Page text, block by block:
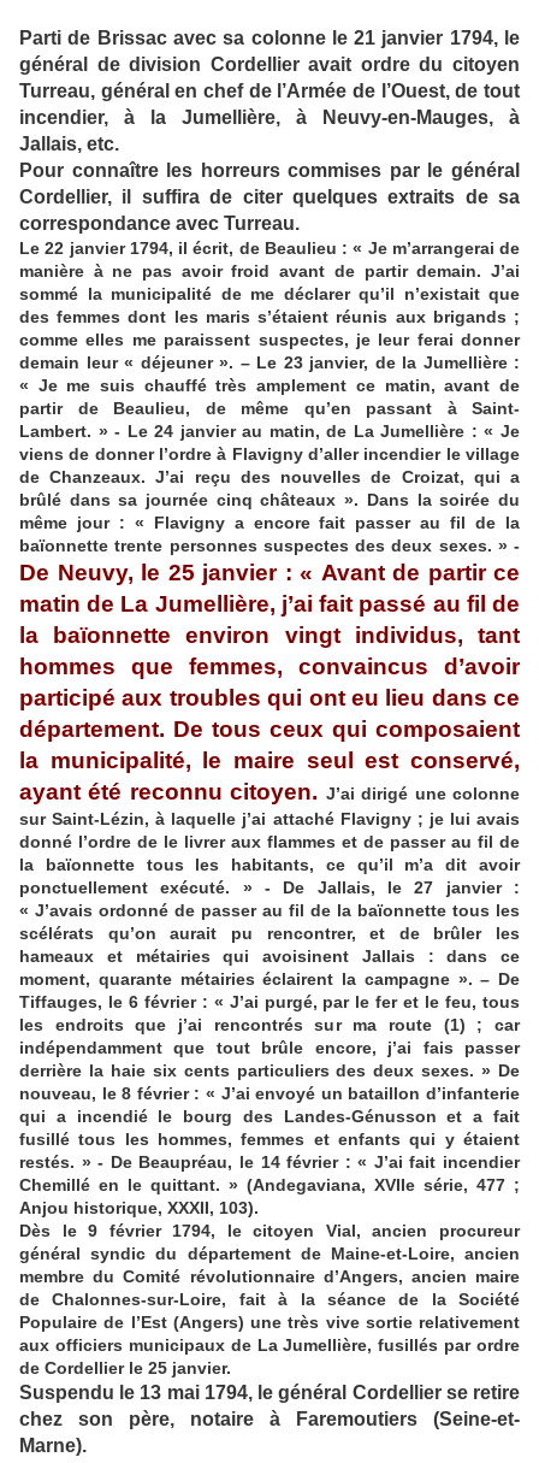
Parti de Brissac avec sa colonne le 21 janvier 1794, le
général de division Cordellier avait ordre du citoyen
Turreau, général en chef de l’Armée de l’Ouest, de tout
incendier, à la Jumellière, à Neuvy-en-Mauges, à
Jallais, etc.
Pour connaître les horreurs commises par le général
Cordellier, il suffira de citer quelques extraits de sa
correspondance avec Turreau.
Le 22 janvier 1794, il écrit, de Beaulieu : « Je m’arrangerai de
manière à ne pas avoir froid avant de partir demain. J’ai
sommé la municipalité de me déclarer qu’il n’existait que
des femmes dont les maris s’étaient réunis aux brigands ;
comme elles me paraissent suspectes, je leur ferai donner
demain leur « déjeuner ». – Le 23 janvier, de la Jumellière :
« Je me suis chauffé très amplement ce matin, avant de
partir de Beaulieu, de même qu’en passant à Saint-
Lambert. » - Le 24 janvier au matin, de La Jumellière : « Je
viens de donner l’ordre à Flavigny d’aller incendier le village
de Chanzeaux. J’ai reçu des nouvelles de Croizat, qui a
brûlé dans sa journée cinq châteaux ». Dans la soirée du
même jour : « Flavigny a encore fait passer au fil de la
baïonnette trente personnes suspectes des deux sexes. » -
De Neuvy, le 25 janvier : « Avant de partir ce
matin de La Jumellière, j’ai fait passé au fil de
la baïonnette environ vingt individus, tant
hommes que femmes, convaincus d’avoir
participé aux troubles qui ont eu lieu dans ce
département. De tous ceux qui composaient
la municipalité, le maire seul est conservé,
ayant été reconnu citoyen. J’ai dirigé une colonne
sur Saint-Lézin, à laquelle j’ai attaché Flavigny ; je lui avais
donné l’ordre de le livrer aux flammes et de passer au fil de
la baïonnette tous les habitants, ce qu’il m’a dit avoir
ponctuellement exécuté. » - De Jallais, le 27 janvier :
« J’avais ordonné de passer au fil de la baïonnette tous les
scélérats qu’on aurait pu rencontrer, et de brûler les
hameaux et métairies qui avoisinent Jallais : dans ce
moment, quarante métairies éclairent la campagne ». – De
Tiffauges, le 6 février : « J’ai purgé, par le fer et le feu, tous
les endroits que j’ai rencontrés sur ma route (1) ; car
indépendamment que tout brûle encore, j’ai fais passer
derrière la haie six cents particuliers des deux sexes. » De
nouveau, le 8 février : « J’ai envoyé un bataillon d’infanterie
qui a incendié le bourg des Landes-Génusson et a fait
fusillé tous les hommes, femmes et enfants qui y étaient
restés. » - De Beaupréau, le 14 février : « J’ai fait incendier
Chemillé en le quittant. » (Andegaviana, XVIIe série, 477 ;
Anjou historique, XXXII, 103).
Dès le 9 février 1794, le citoyen Vial, ancien procureur
général syndic du département de Maine-et-Loire, ancien
membre du Comité révolutionnaire d’Angers, ancien maire
de Chalonnes-sur-Loire, fait à la séance de la Société
Populaire de l’Est (Angers) une très vive sortie relativement
aux officiers municipaux de La Jumellière, fusillés par ordre
de Cordellier le 25 janvier.
Suspendu le 13 mai 1794, le général Cordellier se retire
chez son père, notaire à Faremoutiers (Seine-et-
Marne).